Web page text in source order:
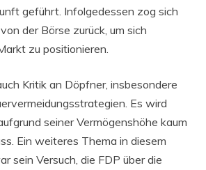
geführt. Infolgedessen zog sich
der Börse zurück, um sich
zu positionieren.
Kritik an Döpfner, insbesondere
Es wird
seiner Vermögenshöhe kaum
Ein weiteres Thema in diesem
sein Versuch, die FDP über die